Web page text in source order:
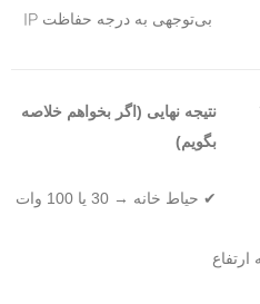
بی‌توجهی به درجه حفاظت
نتیجه نهایی (اگر بخواهم خلاصه
بگویم)
✔ حیاط خانه → 30 یا 100 وات